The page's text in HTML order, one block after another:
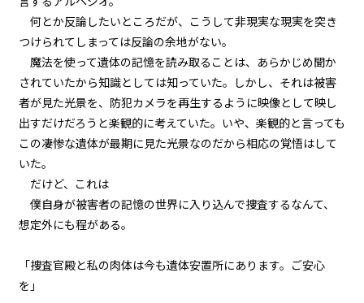
『Serial killer（連続殺人鬼）』
＜９＞
第１話
『Serial killer（連続殺人鬼）』
＜１０＞
第１話
『Serial killer（連続殺人鬼）』
第１話
第１話
何とか反論したいところだが、こうして非現実な現実を突き
つけられてしまっては反論の余地がない。
魔法を使って遺体の記憶を読み取ることは、あらかじめ聞か
されていたから知識としては知っていた。しかし、それは被害
者が見た光景を、防犯カメラを再生するように映像として映し
出すだけだろうと楽観的に考えていた。いや、楽観的と言っても
この凄惨な遺体が最期に見た光景なのだから相応の覚悟はして
いた。
だけど、これは――
僕自身が被害者の記憶の世界に入り込んで捜査するなんて、
想定外にも程がある。
「捜査官殿と私の肉体は今も遺体安置所にあります。ご安心
を」